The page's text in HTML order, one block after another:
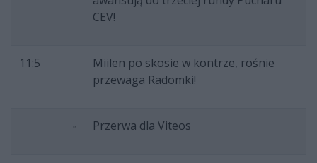
CEV!
11:5
Miilen po skosie w kontrze, rośnie
przewaga Radomki!
Przerwa dla Viteos